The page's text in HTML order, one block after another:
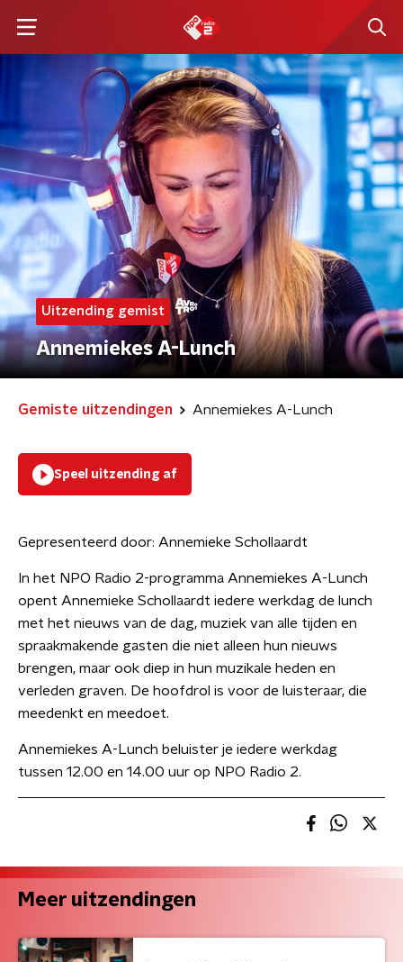
Uitzending gemist
Annemiekes A-Lunch
Gemiste uitzendingen Annemiekes A-Lunch
Speel uitzending af
Gepresenteerd door: Annemieke Schollaardt
In het NPO Radio 2-programma Annemiekes A-Lunch
opent Annemieke Schollaardt iedere werkdag de lunch
met het nieuws van de dag, muziek van alle tijden en
spraakmakende gasten die niet alleen hun nieuws
brengen, maar ook diep in hun muzikale heden en
verleden graven. De hoofdrol is voor de luisteraar, die
meedenkt en meedoet.
Annemiekes A-Lunch beluister je iedere werkdag
tussen 12.00 en 14.00 uur op NPO Radio 2.
Meer uitzendingen